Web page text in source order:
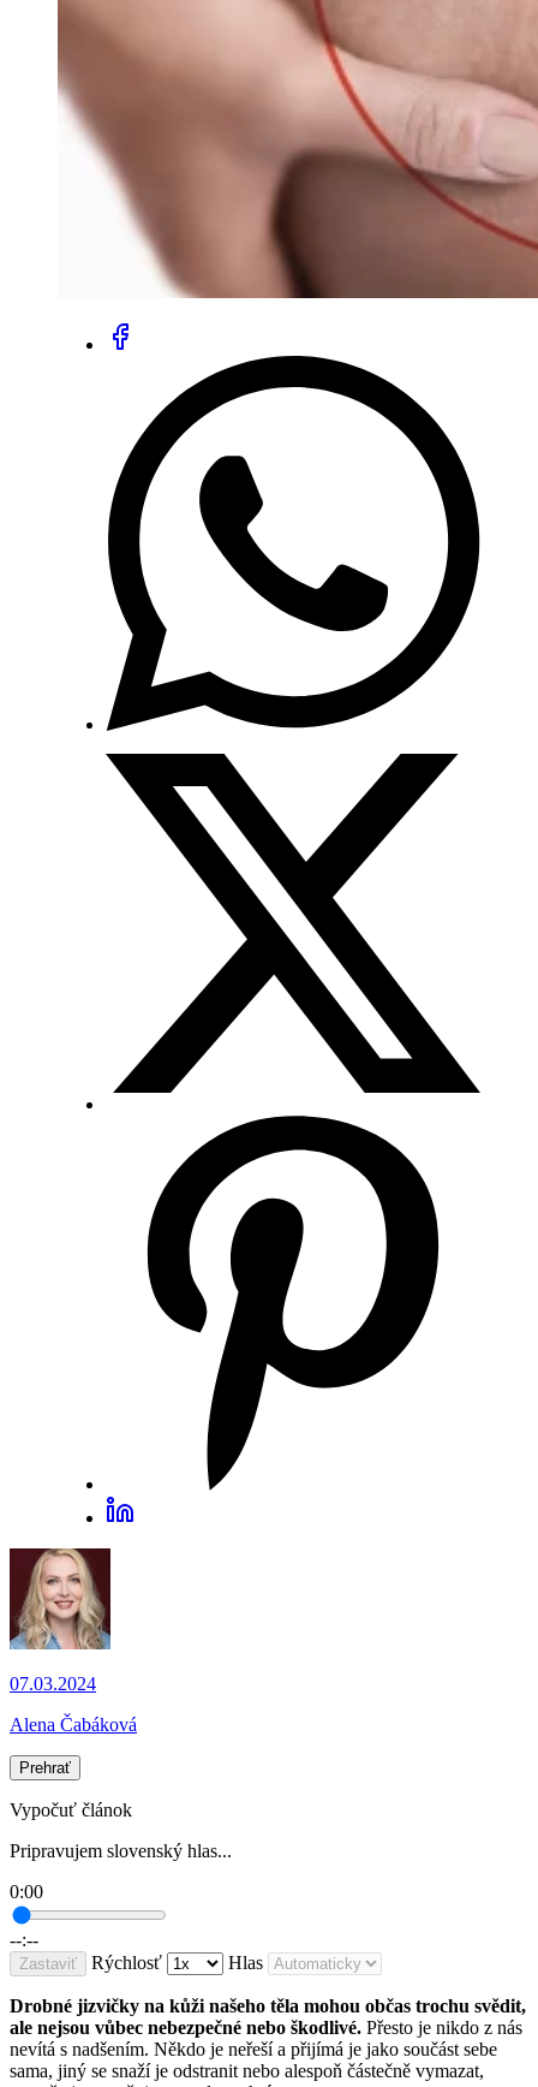
07.03.2024
Alena Čabáková
Prehrať
Vypočuť článok
Pripravujem slovenský hlas...
0:00
--:--
Zastaviť Rýchlosť Hlas
Drobné jizvičky na kůži našeho těla mohou občas trochu svědit,
ale nejsou vůbec nebezpečné nebo škodlivé. Přesto je nikdo z nás
nevítá s nadšením. Někdo je neřeší a přijímá je jako součást sebe
sama, jiný se snaží je odstranit nebo alespoň částečně vymazat,